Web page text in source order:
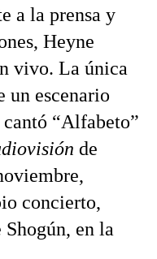
a la prensa y
Heyne
vivo. La única
un escenario
“Alfabeto”
de
concierto,
en la